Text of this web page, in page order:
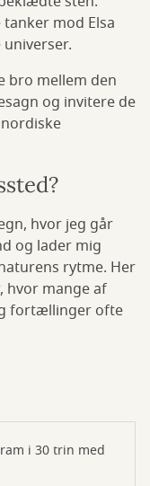
mod Elsa
universer.
bro mellem den
og invitere de
hvor jeg går
og lader mig
rytme. Her
hvor mange af
fortællinger ofte
i 30 trin med